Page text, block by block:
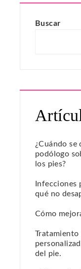
Buscar
¿Cuándo se
podólogo
los pies?
Infecciones
qué no
Cómo
Tratamiento
del pie.